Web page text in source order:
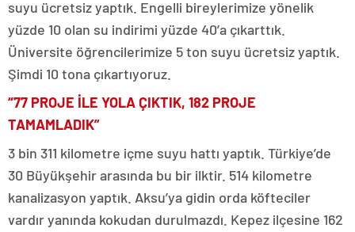
suyu ücretsiz yaptık. Engelli bireylerimize yönelik
yüzde 10 olan su indirimi yüzde 40’a çıkarttık.
Üniversite öğrencilerimize 5 ton suyu ücretsiz yaptık.
Şimdi 10 tona çıkartıyoruz.
“77 PROJE İLE YOLA ÇIKTIK, 182 PROJE
TAMAMLADIK”
3 bin 311 kilometre içme suyu hattı yaptık. Türkiye’de
30 Büyükşehir arasında bu bir ilktir. 514 kilometre
kanalizasyon yaptık. Aksu’ya gidin orda köfteciler
vardır yanında kokudan durulmazdı. Kepez ilçesine 162